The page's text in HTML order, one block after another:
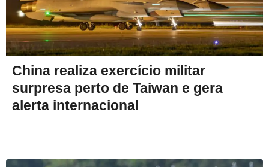
China realiza exercício militar
surpresa perto de Taiwan e gera
alerta internacional